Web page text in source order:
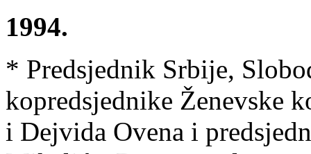
1994.
* Predsjednik Srbije,
kopredsjednike Ženevske
i Dejvida Ovena i